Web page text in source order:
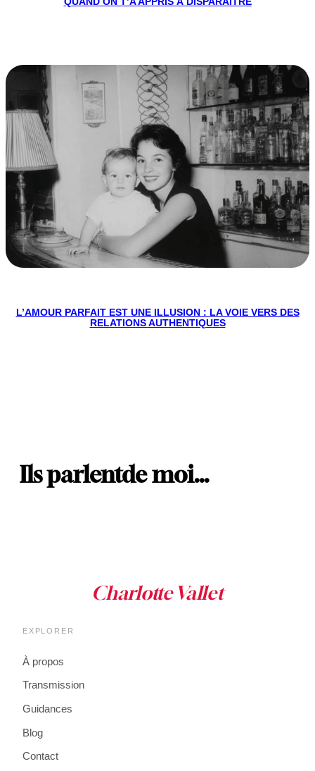
L’AMOUR PARFAIT EST UNE ILLUSION : LA VOIE VERS DES
RELATIONS AUTHENTIQUES
Ils parlentde moi…
EXPLORER
À propos
Transmission
Guidances
Blog
Contact